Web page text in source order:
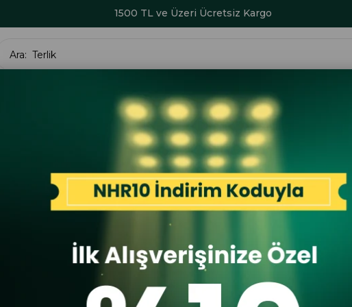
1500 TL ve Üzeri Ücretsiz Kargo
ERKEK ÇOCUK AKSESUAR SERİ SONU
Lumberjack Hawk 24YA Erkek Günlük Spor Ayakkabı Siyah
Lumberjack
Spor
İlk
İlk